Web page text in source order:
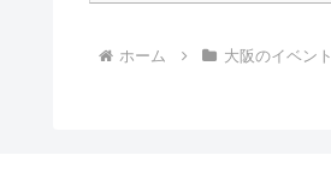
ホーム 大阪のイベント